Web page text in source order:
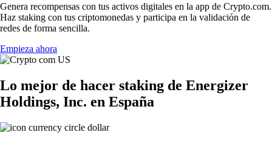
Genera recompensas con tus activos digitales en la app de Crypto.com.
Haz staking con tus criptomonedas y participa en la validación de
redes de forma sencilla.
Empieza ahora
Lo mejor de hacer staking de Energizer
Holdings, Inc. en España